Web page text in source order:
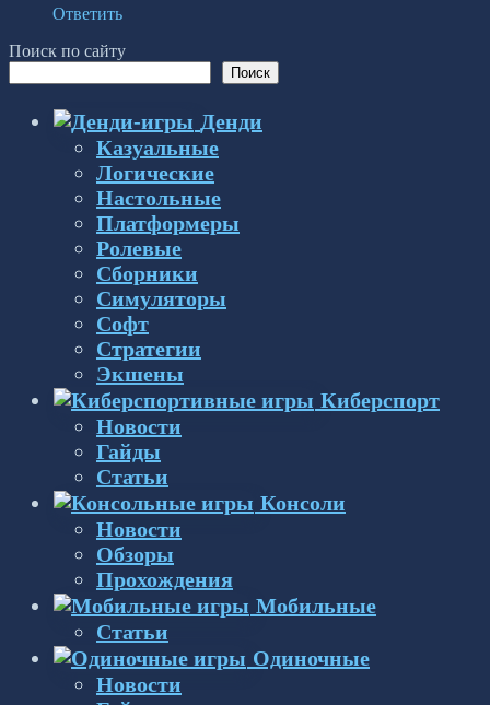
Ответить
Поиск по сайту
Поиск
Денди
Казуальные
Логические
Настольные
Платформеры
Ролевые
Сборники
Симуляторы
Софт
Стратегии
Экшены
Киберспорт
Новости
Гайды
Статьи
Консоли
Новости
Обзоры
Прохождения
Мобильные
Статьи
Одиночные
Новости